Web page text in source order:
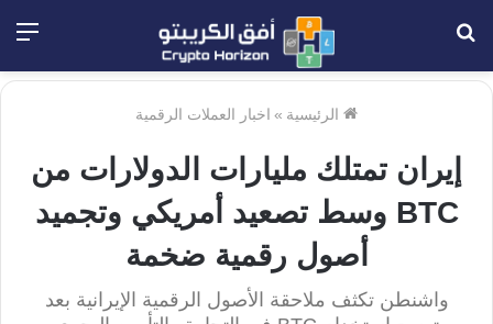
الرئيسية » اخبار العملات الرقمية
إيران تمتلك مليارات الدولارات من
BTC وسط تصعيد أمريكي وتجميد
أصول رقمية ضخمة
واشنطن تكثف ملاحقة الأصول الرقمية الإيرانية بعد